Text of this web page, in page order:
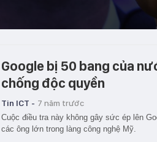
Google bị 50 bang của
chống độc quyền
Tin ICT - 7 năm trước
Cuộc điều tra này không gây sức ép lên
các ông lớn trong làng công nghệ Mỹ.